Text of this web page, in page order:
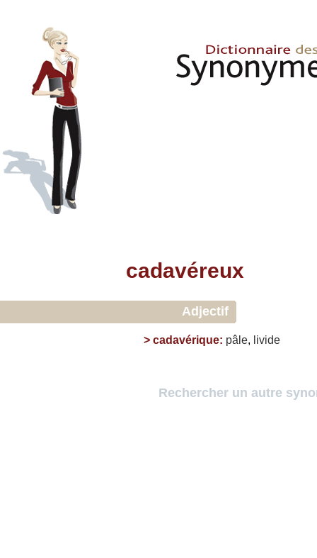
cadavéreux
Adjectif
> cadavérique: pâle, livide
Rechercher un autre